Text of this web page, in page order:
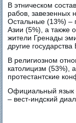
В этническом
рабов, завезенных
Остальные (13%) –
Азии (5%), а также
жители Гренады
другие государства
В религиозном
католицизм (53%),
протестантские
Официальный язык
– вест-индский